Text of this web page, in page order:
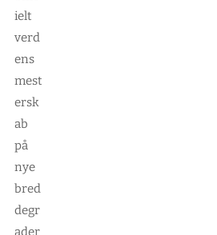
ielt
verd
ens
mest
ersk
ab
på
nye
bred
degr
ader